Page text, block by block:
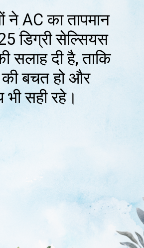
ने AC का तापमान
डिग्री सेल्सियस
सलाह दी है, ताकि
की बचत हो और
भी सही रहे।